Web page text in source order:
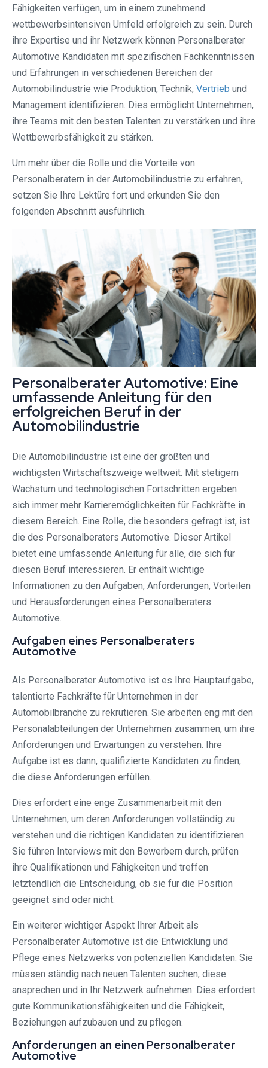
Fähigkeiten verfügen, um in einem zunehmend
wettbewerbsintensiven Umfeld erfolgreich zu sein. Durch
ihre Expertise und ihr Netzwerk können Personalberater
Automotive Kandidaten mit spezifischen Fachkenntnissen
und Erfahrungen in verschiedenen Bereichen der
Automobilindustrie wie Produktion, Technik, Vertrieb und
Management identifizieren. Dies ermöglicht Unternehmen,
ihre Teams mit den besten Talenten zu verstärken und ihre
Wettbewerbsfähigkeit zu stärken.
Um mehr über die Rolle und die Vorteile von
Personalberatern in der Automobilindustrie zu erfahren,
setzen Sie Ihre Lektüre fort und erkunden Sie den
folgenden Abschnitt ausführlich.
Personalberater Automotive: Eine
umfassende Anleitung für den
erfolgreichen Beruf in der
Automobilindustrie
Die Automobilindustrie ist eine der größten und
wichtigsten Wirtschaftszweige weltweit. Mit stetigem
Wachstum und technologischen Fortschritten ergeben
sich immer mehr Karrieremöglichkeiten für Fachkräfte in
diesem Bereich. Eine Rolle, die besonders gefragt ist, ist
die des Personalberaters Automotive. Dieser Artikel
bietet eine umfassende Anleitung für alle, die sich für
diesen Beruf interessieren. Er enthält wichtige
Informationen zu den Aufgaben, Anforderungen, Vorteilen
und Herausforderungen eines Personalberaters
Automotive.
Aufgaben eines Personalberaters
Automotive
Als Personalberater Automotive ist es Ihre Hauptaufgabe,
talentierte Fachkräfte für Unternehmen in der
Automobilbranche zu rekrutieren. Sie arbeiten eng mit den
Personalabteilungen der Unternehmen zusammen, um ihre
Anforderungen und Erwartungen zu verstehen. Ihre
Aufgabe ist es dann, qualifizierte Kandidaten zu finden,
die diese Anforderungen erfüllen.
Dies erfordert eine enge Zusammenarbeit mit den
Unternehmen, um deren Anforderungen vollständig zu
verstehen und die richtigen Kandidaten zu identifizieren.
Sie führen Interviews mit den Bewerbern durch, prüfen
ihre Qualifikationen und Fähigkeiten und treffen
letztendlich die Entscheidung, ob sie für die Position
geeignet sind oder nicht.
Ein weiterer wichtiger Aspekt Ihrer Arbeit als
Personalberater Automotive ist die Entwicklung und
Pflege eines Netzwerks von potenziellen Kandidaten. Sie
müssen ständig nach neuen Talenten suchen, diese
ansprechen und in Ihr Netzwerk aufnehmen. Dies erfordert
gute Kommunikationsfähigkeiten und die Fähigkeit,
Beziehungen aufzubauen und zu pflegen.
Anforderungen an einen Personalberater
Automotive